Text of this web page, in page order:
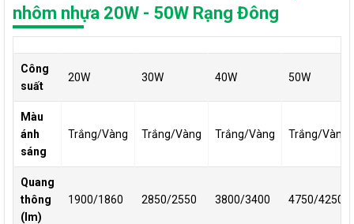
nhôm nhựa 20W - 50W Rạng Đông
Công
suất
20W 30W 40W 50W
Màu
ánh
sáng
Trắng/Vàng Trắng/Vàng Trắng/Vàng Trắng/Vàng
Quang
thông
(lm)
1900/1860 2850/2550 3800/3400 4750/4250